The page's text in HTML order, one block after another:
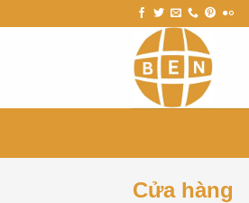
Cửa hàng